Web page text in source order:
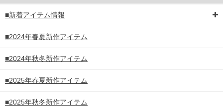
■新着アイテム情報
■2024年春夏新作アイテム
■2024年秋冬新作アイテム
■2025年春夏新作アイテム
■2025年秋冬新作アイテム